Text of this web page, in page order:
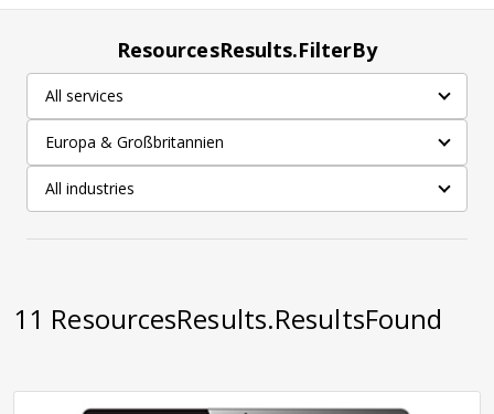
ResourcesResults.FilterBy
All services
Europa & Großbritannien
All industries
11 ResourcesResults.ResultsFound